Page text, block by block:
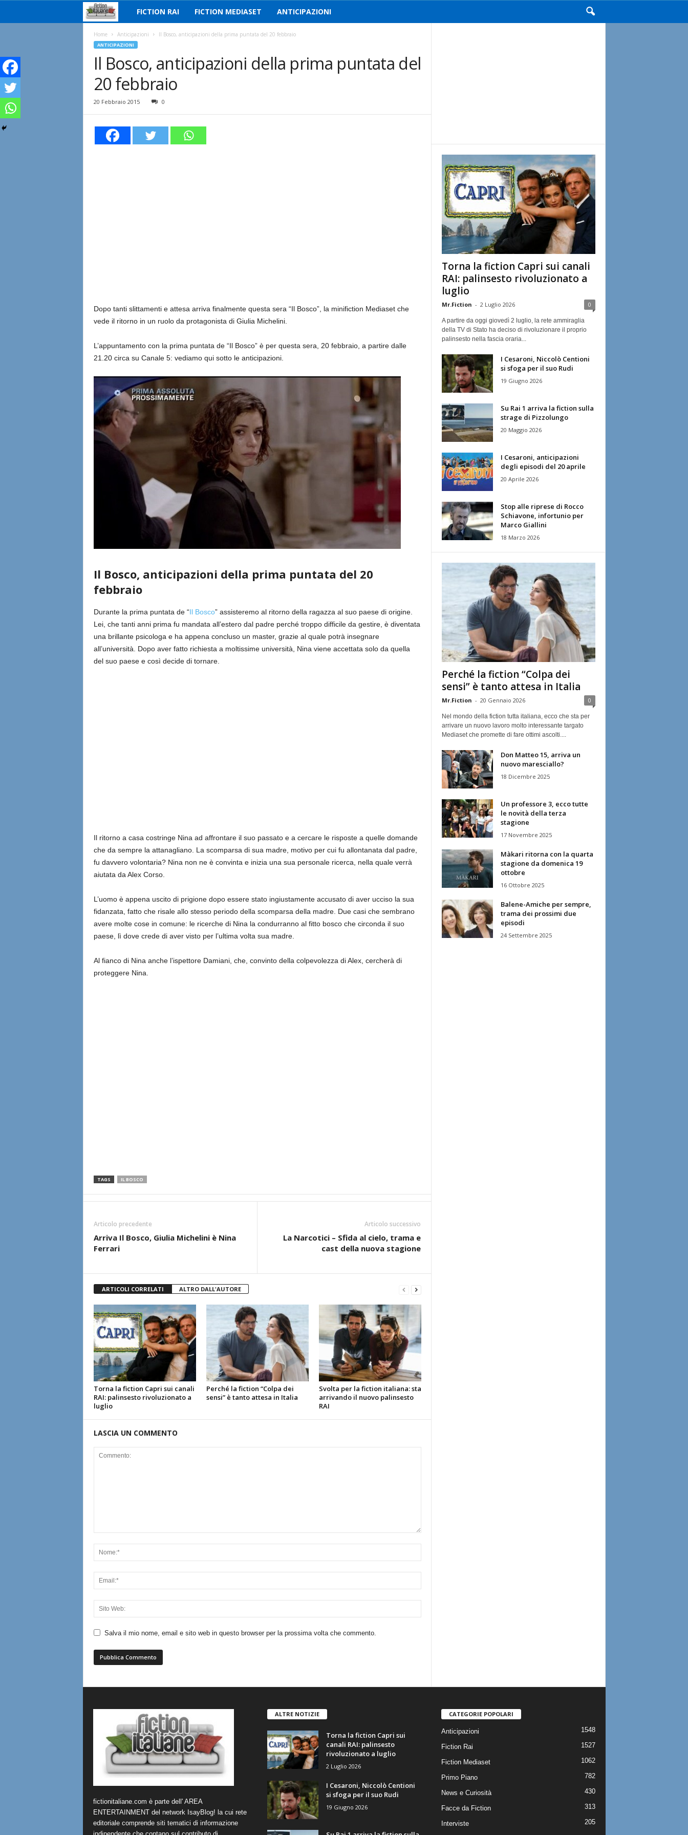
i
i
n
FICTION RAI FICTION MEDIASET ANTICIPAZIONI
Home Anticipazioni Il Bosco, anticipazioni della prima puntata del 20 febbraio
ANTICIPAZIONI
Il Bosco, anticipazioni della prima puntata del
20 febbraio
20 Febbraio 2015 0
Dopo tanti slittamenti e attesa arriva finalmente questa sera “Il Bosco”, la minifiction Mediaset che
vede il ritorno in un ruolo da protagonista di Giulia Michelini.
L’appuntamento con la prima puntata de “Il Bosco” è per questa sera, 20 febbraio, a partire dalle
21.20 circa su Canale 5: vediamo qui sotto le anticipazioni.
Il Bosco, anticipazioni della prima puntata del 20
febbraio
Durante la prima puntata de “Il Bosco” assisteremo al ritorno della ragazza al suo paese di origine.
Lei, che tanti anni prima fu mandata all’estero dal padre perché troppo difficile da gestire, è diventata
una brillante psicologa e ha appena concluso un master, grazie al quale potrà insegnare
all’università. Dopo aver fatto richiesta a moltissime università, Nina viene accettata solo da quella
del suo paese e così decide di tornare.
Il ritorno a casa costringe Nina ad affrontare il suo passato e a cercare le risposte a quelle domande
che da sempre la attanagliano. La scomparsa di sua madre, motivo per cui fu allontanata dal padre,
fu davvero volontaria? Nina non ne è convinta e inizia una sua personale ricerca, nella quale verrà
aiutata da Alex Corso.
L’uomo è appena uscito di prigione dopo essere stato ingiustamente accusato di aver ucciso la sua
fidanzata, fatto che risale allo stesso periodo della scomparsa della madre. Due casi che sembrano
avere molte cose in comune: le ricerche di Nina la condurranno al fitto bosco che circonda il suo
paese, lì dove crede di aver visto per l’ultima volta sua madre.
Al fianco di Nina anche l’ispettore Damiani, che, convinto della colpevolezza di Alex, cercherà di
proteggere Nina.
TAGS IL BOSCO
Articolo precedente
Arriva Il Bosco, Giulia Michelini è Nina
Ferrari
Articolo successivo
La Narcotici – Sfida al cielo, trama e
cast della nuova stagione
ARTICOLI CORRELATI ALTRO DALL'AUTORE
Torna la fiction Capri sui canali
RAI: palinsesto rivoluzionato a
luglio
Perché la fiction “Colpa dei
sensi” è tanto attesa in Italia
Svolta per la fiction italiana: sta
arrivando il nuovo palinsesto
RAI
LASCIA UN COMMENTO
Salva il mio nome, email e sito web in questo browser per la prossima volta che commento.
Torna la fiction Capri sui canali
RAI: palinsesto rivoluzionato a
luglio
Mr.Fiction - 2 Luglio 2026 0
A partire da oggi giovedì 2 luglio, la rete ammiraglia
della TV di Stato ha deciso di rivoluzionare il proprio
palinsesto nella fascia oraria...
I Cesaroni, Niccolò Centioni
si sfoga per il suo Rudi
19 Giugno 2026
Su Rai 1 arriva la fiction sulla
strage di Pizzolungo
20 Maggio 2026
I Cesaroni, anticipazioni
degli episodi del 20 aprile
20 Aprile 2026
Stop alle riprese di Rocco
Schiavone, infortunio per
Marco Giallini
18 Marzo 2026
Perché la fiction “Colpa dei
sensi” è tanto attesa in Italia
Mr.Fiction - 20 Gennaio 2026 0
Nel mondo della fiction tutta italiana, ecco che sta per
arrivare un nuovo lavoro molto interessante targato
Mediaset che promette di fare ottimi ascolti....
Don Matteo 15, arriva un
nuovo maresciallo?
18 Dicembre 2025
Un professore 3, ecco tutte
le novità della terza
stagione
17 Novembre 2025
Màkari ritorna con la quarta
stagione da domenica 19
ottobre
16 Ottobre 2025
Balene-Amiche per sempre,
trama dei prossimi due
episodi
24 Settembre 2025
fictionitaliane.com è parte dell' AREA
ENTERTAINMENT del network IsayBlog! la cui rete
editoriale comprende siti tematici di informazione
ALTRE NOTIZIE
Torna la fiction Capri sui
canali RAI: palinsesto
rivoluzionato a luglio
2 Luglio 2026
I Cesaroni, Niccolò Centioni
si sfoga per il suo Rudi
19 Giugno 2026
CATEGORIE POPOLARI
Anticipazioni 1548
Fiction Rai 1527
Fiction Mediaset 1062
Primo Piano 782
News e Curiosità 430
Facce da Fiction 313
Interviste 205